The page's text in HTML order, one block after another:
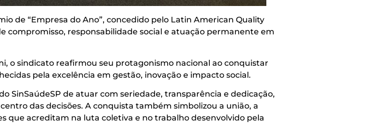
de “Empresa do Ano”, concedido pelo Latin American Quality
responsabilidade social e atuação permanente em
o sindicato reafirmou seu protagonismo nacional ao conquistar
pela excelência em gestão, inovação e impacto social.
SinSaúdeSP de atuar com seriedade, transparência e dedicação,
das decisões. A conquista também simbolizou a união, a
que acreditam na luta coletiva e no trabalho desenvolvido pela